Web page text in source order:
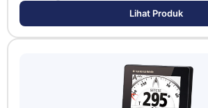
Lihat Produk